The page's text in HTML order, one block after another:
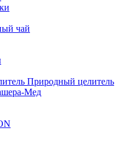
чай
Природный целитель
Мед